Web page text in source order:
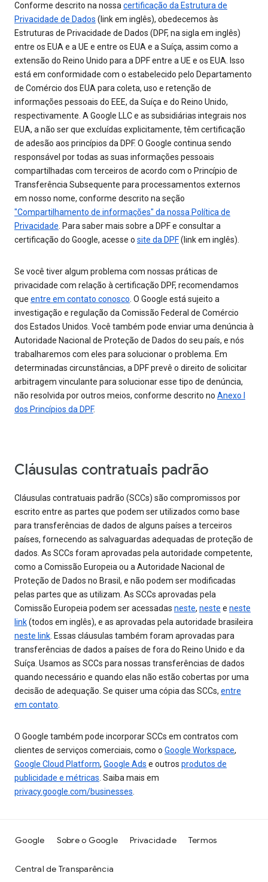
Conforme descrito na nossacertificação da Estrutura de
Privacidade de Dados (link em inglês), obedecemos às
Estruturas de Privacidade de Dados (DPF, na sigla em inglês)
entre os EUA e a UE e entre os EUA e a Suíça, assim como a
extensão do Reino Unido para a DPF entre a UE e os EUA. Isso
está em conformidade com o estabelecido pelo Departamento
de Comércio dos EUA para coleta, uso e retenção de
informações pessoais do EEE, da Suíça e do Reino Unido,
respectivamente. A Google LLC e as subsidiárias integrais nos
EUA, a não ser que excluídas explicitamente, têm certificação
de adesão aos princípios da DPF. O Google continua sendo
responsável por todas as suas informações pessoais
compartilhadas com terceiros de acordo com o Princípio de
Transferência Subsequente para processamentos externos
em nosso nome, conforme descrito na seção
"Compartilhamento de informações" da nossa Política de
Privacidade. Para saber mais sobre a DPF e consultar a
certificação do Google, acesse o site da DPF(link em inglês).
Se você tiver algum problema com nossas práticas de
privacidade com relação à certificação DPF, recomendamos
que entre em contato conosco. O Google está sujeito a
investigação e regulação da Comissão Federal de Comércio
dos Estados Unidos. Você também pode enviar uma denúncia à
Autoridade Nacional de Proteção de Dados do seu país, e nós
trabalharemos com eles para solucionar o problema. Em
determinadas circunstâncias, a DPF prevê o direito de solicitar
arbitragem vinculante para solucionar esse tipo de denúncia,
não resolvida por outros meios, conforme descrito no Anexo I
dos Princípios da DPF.
Cláusulas contratuais padrão
Cláusulas contratuais padrão (SCCs) são compromissos por
escrito entre as partes que podem ser utilizados como base
para transferências de dados de alguns países a terceiros
países, fornecendo as salvaguardas adequadas de proteção de
dados. As SCCs foram aprovadas pela autoridade competente,
como a Comissão Europeia ou a Autoridade Nacional de
Proteção de Dados no Brasil, e não podem ser modificadas
pelas partes que as utilizam. As SCCs aprovadas pela
Comissão Europeia podem ser acessadas neste, neste e neste
link(todos em inglês), e as aprovadas pela autoridade brasileira
neste link. Essas cláusulas também foram aprovadas para
transferências de dados a países de fora do Reino Unido e da
Suíça. Usamos as SCCs para nossas transferências de dados
quando necessário e quando elas não estão cobertas por uma
decisão de adequação. Se quiser uma cópia das SCCs, entre
em contato.
O Google também pode incorporar SCCs em contratos com
clientes de serviços comerciais, como o Google Workspace,
Google Cloud Platform, Google Ads e outros produtos de
publicidade e métricas. Saiba mais em
privacy.google.com/businesses.
Google Sobre o Google Privacidade Termos
Central de Transparência